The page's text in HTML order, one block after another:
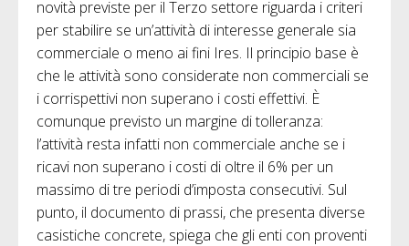
novità previste per il Terzo settore riguarda i criteri
per stabilire se un’attività di interesse generale sia
commerciale o meno ai fini Ires. Il principio base è
che le attività sono considerate non commerciali se
i corrispettivi non superano i costi effettivi. È
comunque previsto un margine di tolleranza:
l’attività resta infatti non commerciale anche se i
ricavi non superano i costi di oltre il 6% per un
massimo di tre periodi d’imposta consecutivi. Sul
punto, il documento di prassi, che presenta diverse
casistiche concrete, spiega che gli enti con proventi